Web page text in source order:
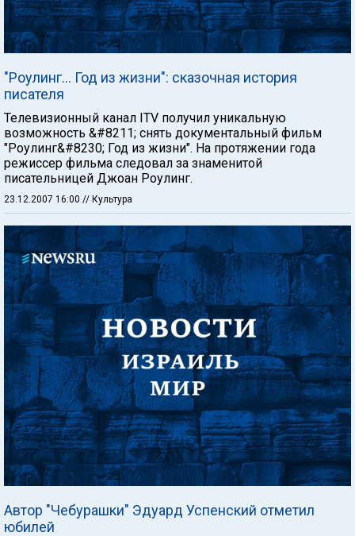
"Роулинг… Год из жизни": сказочная история
писателя
Телевизионный канал ITV получил уникальную
возможность &#8211; снять документальный фильм
"Роулинг&#8230; Год из жизни". На протяжении года
режиссер фильма следовал за знаменитой
писательницей Джоан Роулинг.
23.12.2007 16:00 // Культура
Автор "Чебурашки" Эдуард Успенский отметил
юбилей